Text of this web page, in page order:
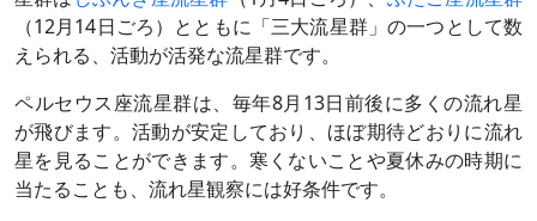
（12月14日ごろ）とともに「三大流星群」の一つとして数
えられる、活動が活発な流星群です。
ペルセウス座流星群は、毎年8月13日前後に多くの流れ星
が飛びます。活動が安定しており、ほぼ期待どおりに流れ
星を見ることができます。寒くないことや夏休みの時期に
当たることも、流れ星観察には好条件です。